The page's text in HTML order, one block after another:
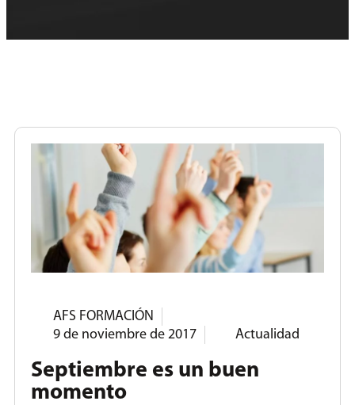
AFS FORMACIÓN
9 de noviembre de 2017
Actualidad
Septiembre es un buen
momento